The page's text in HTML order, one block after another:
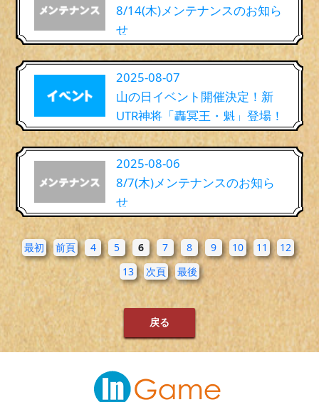
8/14(木)メンテナンスのお知ら
せ
2025-08-07
山の日イベント開催決定！新
UTR神将「轟冥王・魁」登場！
2025-08-06
8/7(木)メンテナンスのお知ら
せ
最初 前頁 4 5 6 7 8 9 10 11
12
13
次頁 最後
戻る